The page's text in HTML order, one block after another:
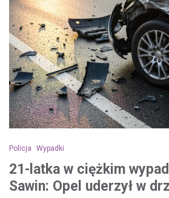
Policja Wypadki
21-latka w ciężkim
Sawin: Opel uderzył w